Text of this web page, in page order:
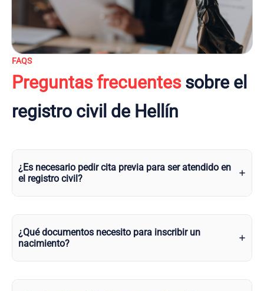
FAQS
Preguntas frecuentessobre el
registro civil de Hellín
¿Es necesario pedir cita previa para ser atendido en
el registro civil?
¿Qué documentos necesito para inscribir un
nacimiento?